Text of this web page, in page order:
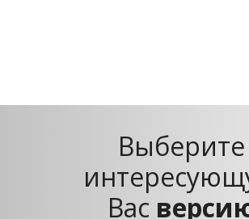
Выберите
Вас